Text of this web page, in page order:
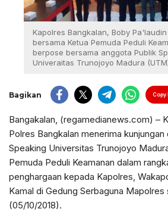
Kapolres Bangkalan, Boby
bersama Ketua Pemuda Peduli
berpose bersama anggota Publik
Univeraitas Trunojoyo Madura
Bagikan Copy
Bangakalan, (regamedianews.com) –
Polres Bangkalan menerima
Speaking Universitas Trunojoyo
Pemuda Peduli Keamanan dalam
penghargaan kepada Kapolres,
Kamal di Gedung Serbaguna Mapolres
(05/10/2018).